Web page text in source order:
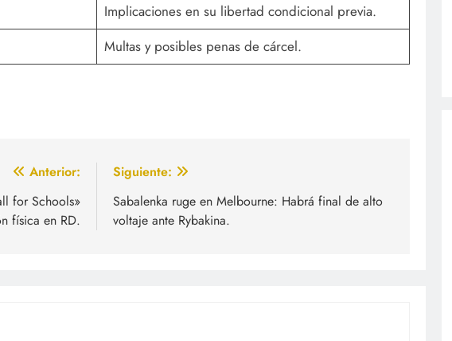
Implicaciones en su libertad condicional previa.
Multas y posibles penas de cárcel.
Anterior:
for Schools»
física en RD.
Siguiente:
Sabalenka ruge en Melbourne: Habrá final de alto
voltaje ante Rybakina.